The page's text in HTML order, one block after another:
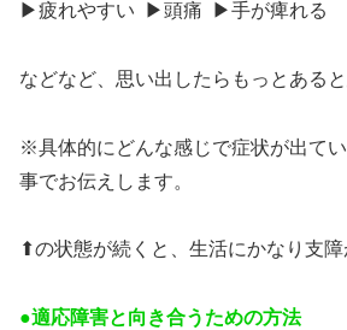
▶︎疲れやすい ▶︎頭痛 ▶︎手が痺れる
などなど、思い出したらもっとあると
※具体的にどんな感じで症状が出て
事でお伝えします。
⬆︎の状態が続くと、生活にかなり支障
●適応障害と向き合うための方法